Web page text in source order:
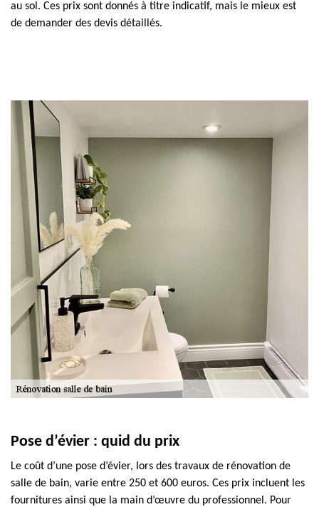
au sol. Ces prix sont donnés à titre indicatif, mais le mieux est
de demander des devis détaillés.
Pose d’évier : quid du prix
Le coût d’une pose d’évier, lors des travaux de rénovation de
salle de bain, varie entre 250 et 600 euros. Ces prix incluent les
fournitures ainsi que la main d’œuvre du professionnel. Pour